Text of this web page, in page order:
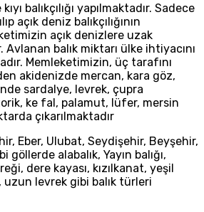
balıkçılığı yapılmaktadır. Sadece
açık deniz balıkçılığının
açık denizlere uzak
Avlanan balık miktarı ülke ihtiyacını
Memleketimizin, üç tarafını
akidenizde mercan, kara göz,
sardalye, levrek, çupra
ke fal, palamut, lüfer, mersin
çıkarılmaktadır
Eber, Ulubat, Seydişehir, Beyşehir,
göllerde alabalık, Yayın balığı,
dere kayası, kızılkanat, yeşil
uzun levrek gibi balık türleri